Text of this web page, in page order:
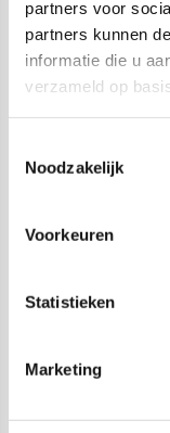
partners voor
partners kunnen
informatie die u
verzameld op
Noodzakelijk
Voorkeuren
Statistieken
Marketing
Lunch Punch
Met de Lunch
verschillende
praktische manier.
diverse
Combineer ze met